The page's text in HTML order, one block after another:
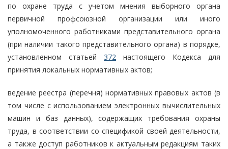
по охране труда с учетом мнения выборного органа
первичной профсоюзной организации или иного
уполномоченного работниками представительного органа
(при наличии такого представительного органа) в порядке,
установленном статьей 372 настоящего Кодекса для
принятия локальных нормативных актов;
ведение реестра (перечня) нормативных правовых актов (в
том числе с использованием электронных вычислительных
машин и баз данных), содержащих требования охраны
труда, в соответствии со спецификой своей деятельности,
а также доступ работников к актуальным редакциям таких